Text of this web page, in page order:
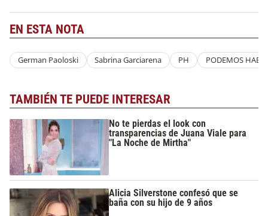
EN ESTA NOTA
German Paoloski Sabrina Garciarena PH PODEMOS
TAMBIÉN TE PUEDE INTERESAR
No te pierdas el look con
transparencias de Juana Viale para
"La Noche de Mirtha"
Alicia Silverstone confesó que se
baña con su hijo de 9 años